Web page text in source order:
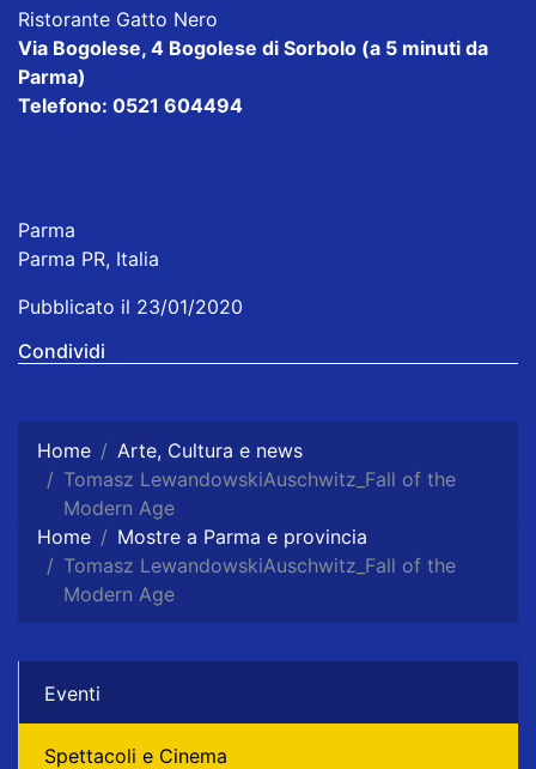
Ristorante Gatto Nero
Via Bogolese, 4 Bogolese di Sorbolo (a 5 minuti da
Parma)
Telefono: 0521 604494
Parma
Parma PR, Italia
Pubblicato il 23/01/2020
Condividi
Home
Arte, Cultura e news
Tomasz LewandowskiAuschwitz_Fall of the
Modern Age
Home
Mostre a Parma e provincia
Tomasz LewandowskiAuschwitz_Fall of the
Modern Age
Eventi
Spettacoli e Cinema